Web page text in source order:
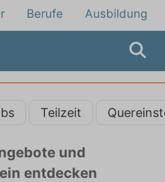
Berufe Ausbildung
Teilzeit
und
entdecken